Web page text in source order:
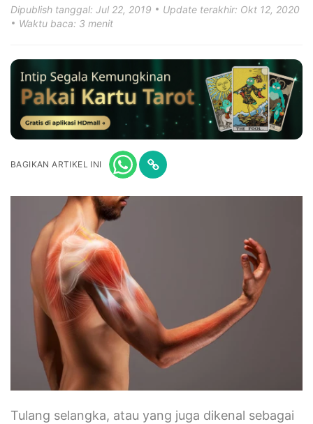
Dipublish tanggal: Jul 22, 2019
Update terakhir: Okt 12, 2020
Waktu baca: 3 menit
BAGIKAN ARTIKEL INI
Tulang selangka, atau yang juga dikenal sebagai